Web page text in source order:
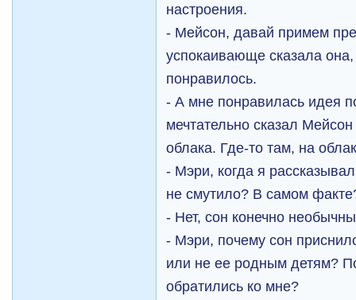
настроения.
- Мейсон, давай примем
успокаивающе сказала
понравилось.
- А мне понравилась идея
мечтательно сказал
облака. Где-то там, на
- Мэри, когда я
не смутило? В самом
- Нет, сон конечно
- Мэри, почему сон
или не ее родным детям?
обратились ко мне?